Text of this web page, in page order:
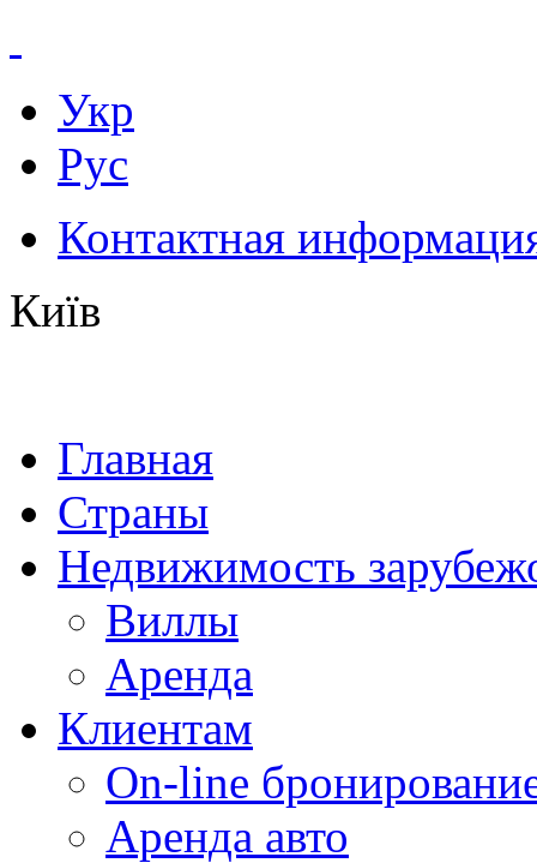
Укр
Рус
Контактная
Київ
Главная
Страны
Недвижимость
Виллы
Аренда
Клиентам
On-line
Аренда авто